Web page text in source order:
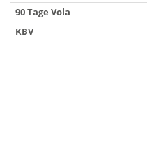
90 Tage Vola
KBV